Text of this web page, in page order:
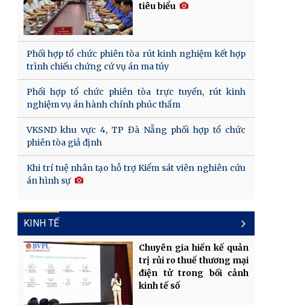
tiêu biểu
Phối hợp tổ chức phiên tòa rút kinh nghiệm kết hợp
trình chiếu chứng cứ vụ án ma túy
Phối hợp tổ chức phiên tòa trực tuyến, rút kinh
nghiệm vụ án hành chính phúc thẩm
VKSND khu vực 4, TP Đà Nẵng phối hợp tổ chức
phiên tòa giả định
Khi trí tuệ nhân tạo hỗ trợ Kiểm sát viên nghiên cứu
án hình sự
KINH TẾ
Chuyên gia hiến kế quản
trị rủi ro thuế thương mại
điện tử trong bối cảnh
kinh tế số